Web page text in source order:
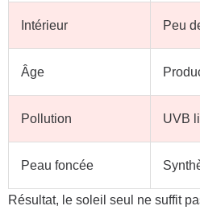
Intérieur Peu
Âge
Pollution UVB
Peau foncée
Résultat, le soleil seul ne suffit